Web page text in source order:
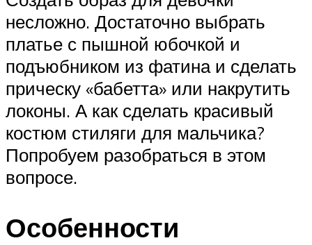
несложно. Достаточно выбрать
платье с пышной юбочкой и
подъюбником из фатина и сделать
прическу «бабетта» или накрутить
локоны. А как сделать красивый
костюм стиляги для мальчика?
Попробуем разобраться в этом
вопросе.
Особенности